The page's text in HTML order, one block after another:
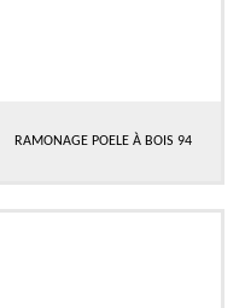
RAMONAGE POELE À BOIS 94